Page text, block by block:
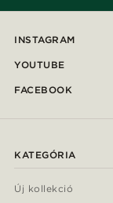
INSTAGRAM
YOUTUBE
FACEBOOK
KATEGÓRIA
Új kollekció